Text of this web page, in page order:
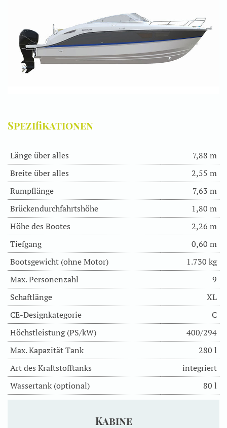
Spezifikationen
Länge über alles
7,88 m
Breite über alles
2,55 m
Rumpflänge
7,63 m
Brückendurchfahrtshöhe
1,80 m
Höhe des Bootes
2,26 m
Tiefgang
0,60 m
Bootsgewicht (ohne Motor)
1.730 kg
Max. Personenzahl
9
Schaftlänge
XL
CE-Designkategorie
C
Höchstleistung (PS/kW)
400/294
Max. Kapazität Tank
280 l
Art des Kraftstofftanks
integriert
Wassertank (optional)
80 l
Kabine